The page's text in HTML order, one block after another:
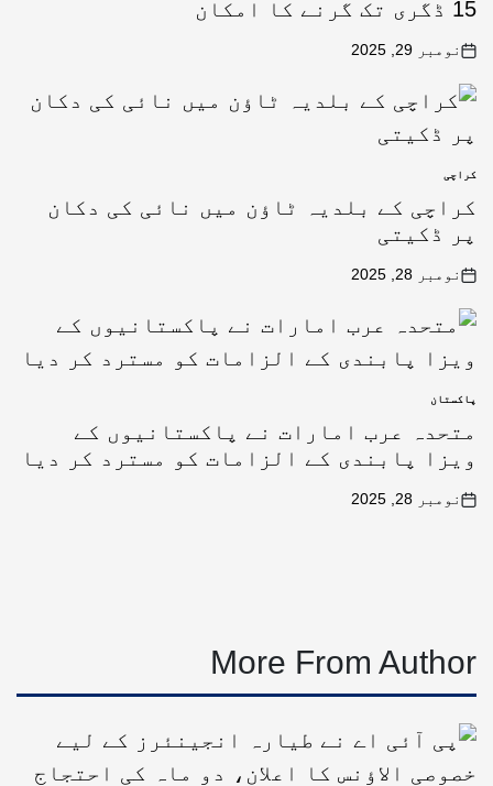
15 ڈگری تک گرنے کا امکان
نومبر 29, 2025
کراچی
کراچی کے بلدیہ ٹاؤن میں نائی کی دکان
پر ڈکیتی
نومبر 28, 2025
پاکستان
متحدہ عرب امارات نے پاکستانیوں کے
ویزا پابندی کے الزامات کو مسترد کر دیا
نومبر 28, 2025
More From Author